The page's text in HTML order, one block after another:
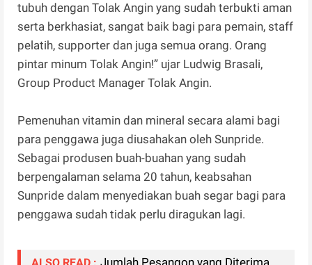
tubuh dengan Tolak Angin yang sudah terbukti aman
serta berkhasiat, sangat baik bagi para pemain, staff
pelatih, supporter dan juga semua orang. Orang
pintar minum Tolak Angin!” ujar Ludwig Brasali,
Group Product Manager Tolak Angin.
Pemenuhan vitamin dan mineral secara alami bagi
para penggawa juga diusahakan oleh Sunpride.
Sebagai produsen buah-buahan yang sudah
berpengalaman selama 20 tahun, keabsahan
Sunpride dalam menyediakan buah segar bagi para
penggawa sudah tidak perlu diragukan lagi.